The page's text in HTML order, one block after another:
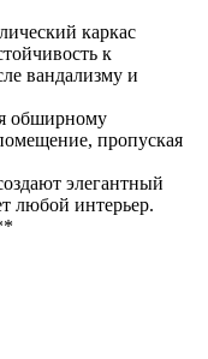
каркас
к
вандализму и
обширному
пропуская
элегантный
любой интерьер.